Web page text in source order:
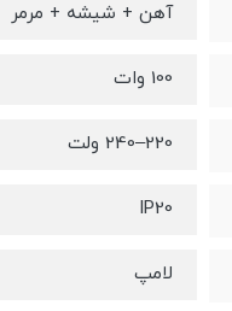
آهن + شیشه + مرمر
100 وات
220–240 ولت
IP20
لامپ